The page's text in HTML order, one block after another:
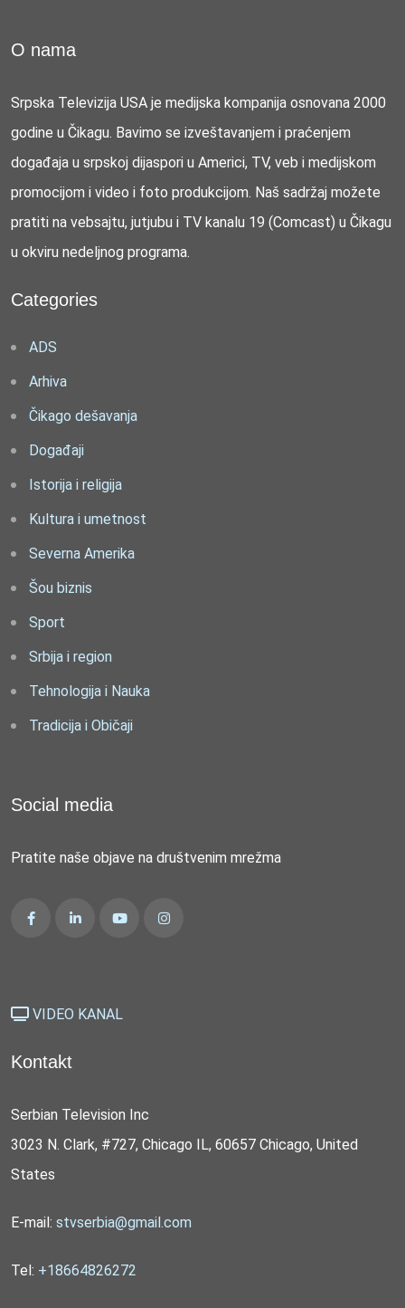
O nama
Srpska Televizija USA je medijska kompanija osnovana 2000
godine u Čikagu. Bavimo se izveštavanjem i praćenjem
događaja u srpskoj dijaspori u Americi, TV, veb i medijskom
promocijom i video i foto produkcijom. Naš sadržaj možete
pratiti na vebsajtu, jutjubu i TV kanalu 19 (Comcast) u Čikagu
u okviru nedeljnog programa.
Categories
ADS
Arhiva
Čikago dešavanja
Događaji
Istorija i religija
Kultura i umetnost
Severna Amerika
Šou biznis
Sport
Srbija i region
Tehnologija i Nauka
Tradicija i Običaji
Social media
Pratite naše objave na društvenim mrežma
VIDEO KANAL
Kontakt
Serbian Television Inc
3023 N. Clark, #727, Chicago IL, 60657 Chicago, United
States
E-mail: stvserbia@gmail.com
Tel: +18664826272